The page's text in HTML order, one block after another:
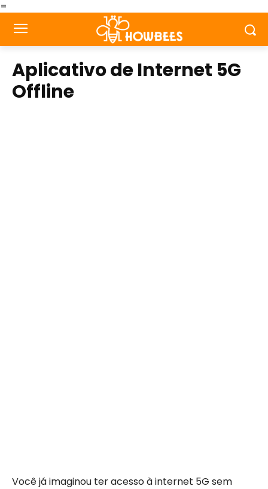
=
Aplicativo de Internet 5G
Offline
Você já imaginou ter acesso à internet 5G sem